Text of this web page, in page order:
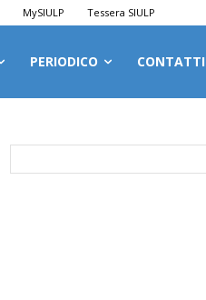
MySIULP Tessera SIULP
PERIODICO CONTATTI